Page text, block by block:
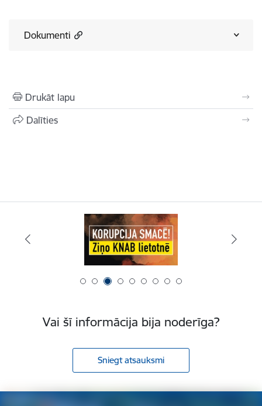
Dokumenti
Drukāt lapu
Dalīties
Vai šī informācija bija noderīga?
Sniegt atsauksmi